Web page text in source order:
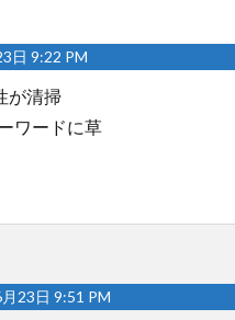
日 9:22 PM
が清掃
ワードに草
23日 9:51 PM